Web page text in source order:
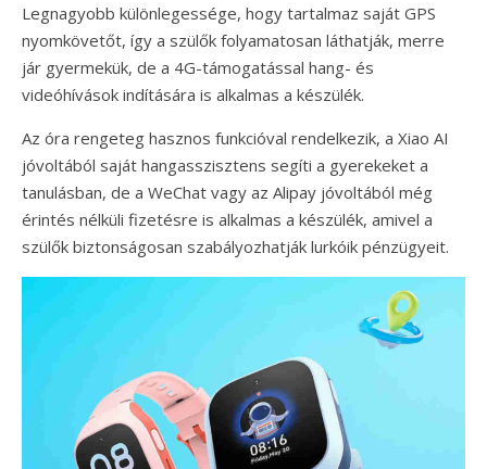
Legnagyobb különlegessége, hogy tartalmaz saját GPS
nyomkövetőt, így a szülők folyamatosan láthatják, merre
jár gyermekük, de a 4G-támogatással hang- és
videóhívások indítására is alkalmas a készülék.
Az óra rengeteg hasznos funkcióval rendelkezik, a Xiao AI
jóvoltából saját hangasszisztens segíti a gyerekeket a
tanulásban, de a WeChat vagy az Alipay jóvoltából még
érintés nélküli fizetésre is alkalmas a készülék, amivel a
szülők biztonságosan szabályozhatják lurkóik pénzügyeit.